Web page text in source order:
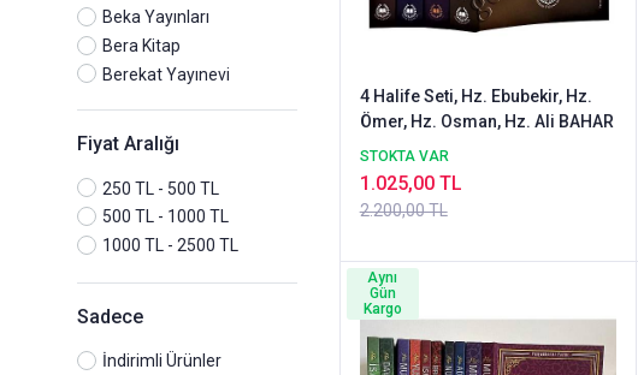
Beka Yayınları
Bera Kitap
Berekat Yayınevi
Çelik Yayınevi
Çığır Yayınları
Divan Yayınevi
Diyanet İşleri Başkanlığı Yayınları
Düşün Yayınları
Ensar Neşriyat
Fiyat Aralığı
250 TL - 500 TL
500 TL - 1000 TL
1000 TL - 2500 TL
Sadece
İndirimli Ürünler
4 Halife Seti, Hz. Ebubekir, Hz.
Ömer, Hz. Osman, Hz. Ali BAHAR
STOKTA VAR
2.200,00 TL
1.025,00 TL
Aynı
Gün
Kargo